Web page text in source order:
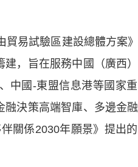
易試驗區建設總體方案
，旨在服務中國（廣西
中國-東盟信息港等國家
決策高端智庫、多邊金
關係2030年願景》提出